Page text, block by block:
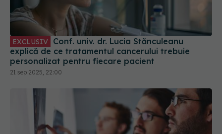
EXCLUSIV
explică de ce tratamentul cancerului trebuie
personalizat pentru fiecare pacient
21 sep 2025, 22:00